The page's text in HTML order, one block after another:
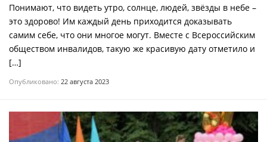
Понимают, что видеть утро, солнце, людей, звёзды в небе –
это здорово! Им каждый день приходится доказывать
самим себе, что они многое могут. Вместе с Всероссийским
обществом инвалидов, такую же красивую дату отметило и
[…]
Опубликовано: 22 августа 2023